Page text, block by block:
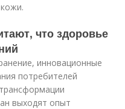
что здоровье
инновационные
потребителей
выходят опыт